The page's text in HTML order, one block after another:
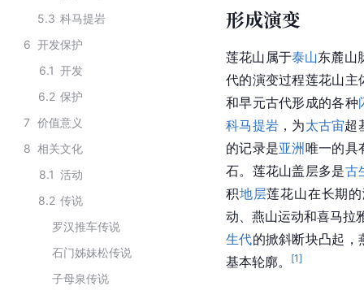
5.3 科马提岩
6 开发保护
6.1 开发
6.2 保护
7 价值意义
8 相关文化
8.1 活动
8.2 传说
罗汉推车传说
石门姊妹松传说
子母泉传说
形成演变
莲花山属于泰山东麓山
代的演变过程莲花山
和早元古代形成的各种
科马提岩 ，为太古宙超
的记录是亚洲唯一的具
石。莲花山盖层多是古
积地层莲花山在长期
动、燕山运动和喜马拉
生代的掀斜断块凸起
基本轮廓。
[1]